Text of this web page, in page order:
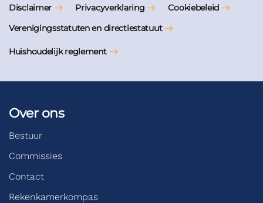
Disclaimer Privacyverklaring
Cookiebeleid
Verenigingsstatuten en directiestatuut
Huishoudelijk reglement
Over ons
Bestuur
Commissies
Contact
Rekenkamerkompas